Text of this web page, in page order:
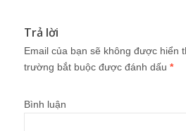
Trả lời
Email của bạn sẽ không được hiển
trường bắt buộc được đánh dấu *
Bình luận